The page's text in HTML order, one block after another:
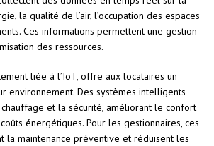
la qualité de l’air, l’occupation des espaces
Ces informations permettent une gestion
des ressources.
liée à l’IoT, offre aux locataires un
environnement. Des systèmes intelligents
et la sécurité, améliorant le confort
énergétiques. Pour les gestionnaires, ces
la maintenance préventive et réduisent les